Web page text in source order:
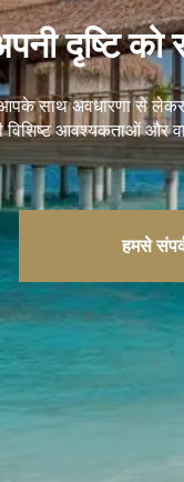
दृष्टि को
आपके साथ अवधारणा
विशिष्ट आवश्यकताओं
हमसे